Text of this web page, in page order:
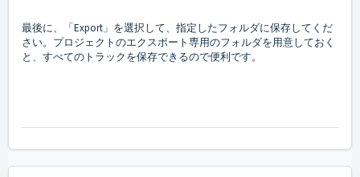
最後に、「Export」を選択して、指定したフォルダに保存してくだ
さい。プロジェクトのエクスポート専用のフォルダを用意しておく
と、すべてのトラックを保存できるので便利です。